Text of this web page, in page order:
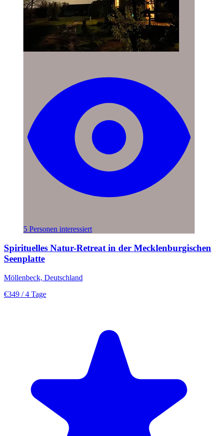
5 Personen interessiert
Spirituelles Natur-Retreat in der Mecklenburgischen
Seenplatte
Möllenbeck, Deutschland
€349 / 4 Tage